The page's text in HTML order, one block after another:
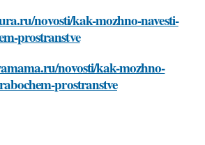
novosti/kak-mozhno-navesti-
prostranstve
novosti/kak-mozhno-
prostranstve